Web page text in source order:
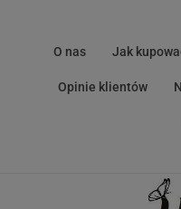
O nas Jak
Opinie klientów